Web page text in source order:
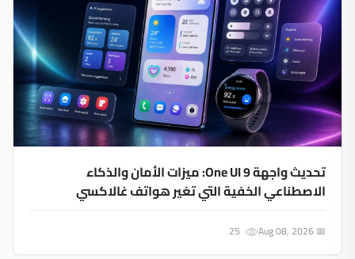
تحديث واجهة One UI 9: ميزات الأمان والذكاء
الاصطناعي الخفية التي تغير هواتف غالاكسي
📅 Aug 08, 2026